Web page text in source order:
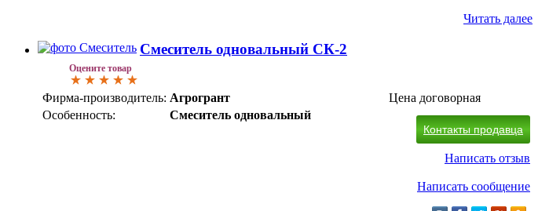
Читать далее
Оцените товар
Смеситель одновальный СК-2
Фирма-производитель: Агрогрант
Особенность:
Смеситель одновальный
Цена договорная
Контакты продавца
Написать отзыв
Написать сообщение